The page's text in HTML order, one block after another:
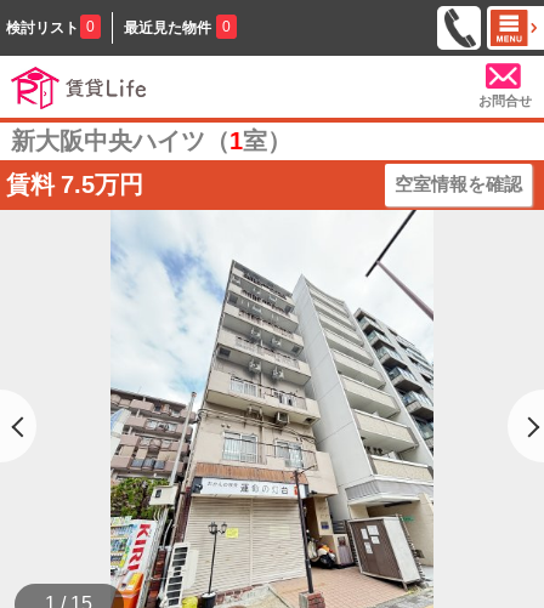
検討リスト 0 最近見た物件 0
お問合せ
新大阪中央ハイツ（1室）
賃料 7.5万円 空室情報を確認